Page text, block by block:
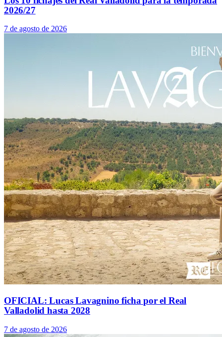
2026/27
7 de agosto de 2026
OFICIAL: Lucas Lavagnino ficha por el Real
Valladolid hasta 2028
7 de agosto de 2026